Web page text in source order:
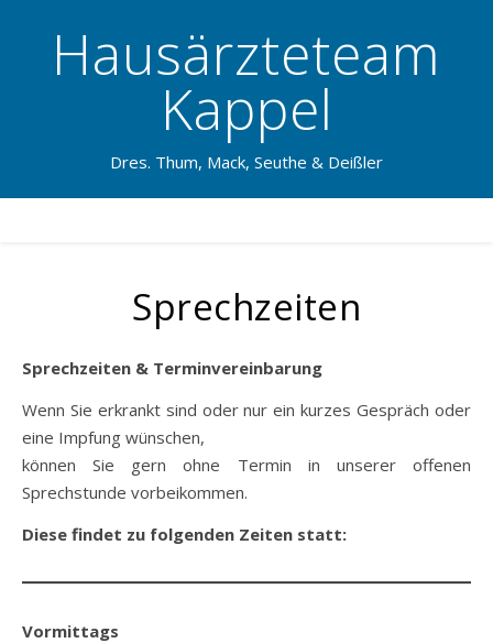
Hausärzteteam
Kappel
Dres. Thum, Mack, Seuthe & Deißler
Sprechzeiten
Sprechzeiten & Terminvereinbarung
Wenn Sie erkrankt sind oder nur ein kurzes Gespräch oder
eine Impfung wünschen,
können Sie gern ohne Termin in unserer offenen
Sprechstunde vorbeikommen.
Diese findet zu folgenden Zeiten statt:
Vormittags